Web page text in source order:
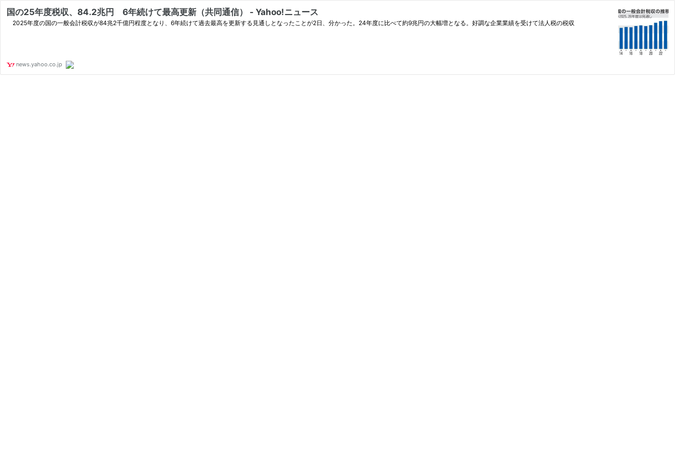
国の25年度税収、84.2兆円 6年続けて最高更新（共同通信） - Yahoo!ニュース
2025年度の国の一般会計税収が84兆2千億円程度となり、6年続けて過去最高を更新する見通しとなったことが2日、分かった。24年度に比べて約9兆円の大幅増となる。好調な企業業績を受けて法人税の税収
news.yahoo.co.jp